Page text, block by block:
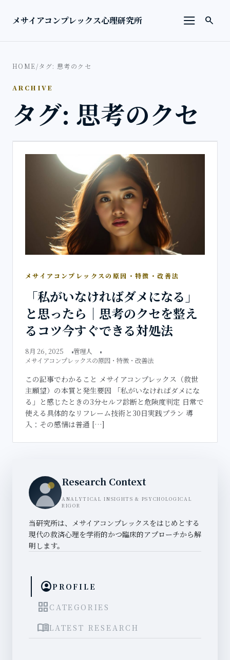
メサイアコンプレックス心理研究所
メニュー
検索を
search
HOME/タグ: 思考のクセ
ARCHIVE
タグ: 思考のクセ
メサイアコンプレックスの原因・特徴・改善法
「私がいなければダメになる」
と思ったら｜思考のクセを整え
るコツ今すぐできる対処法
8月 26, 2025
管理人
メサイアコンプレックスの原因・特徴・改善法
この記事でわかること メサイアコンプレックス（救世
主願望）の本質と発生要因 「私がいなければダメにな
る」と感じたときの3分セルフ診断と危険度判定 日常で
使える具体的なリフレーム技術と30日実践プラン 導
入：その感情は普通 […]
Research Context
ANALYTICAL INSIGHTS & PSYCHOLOGICAL
RIGOR
当研究所は、メサイアコンプレックスをはじめとする
現代の救済心理を学術的かつ臨床的アプローチから解
明します。
account_circlePROFILE
grid_view CATEGORIES
menu_bookLATEST RESEARCH